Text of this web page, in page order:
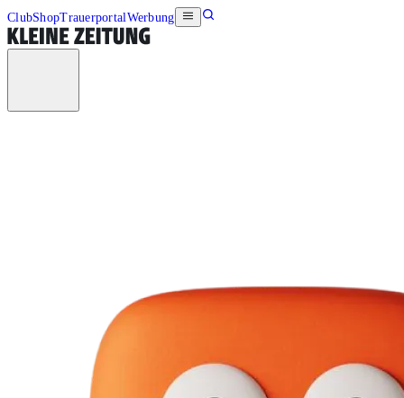
ClubShopTrauerportalWerbung